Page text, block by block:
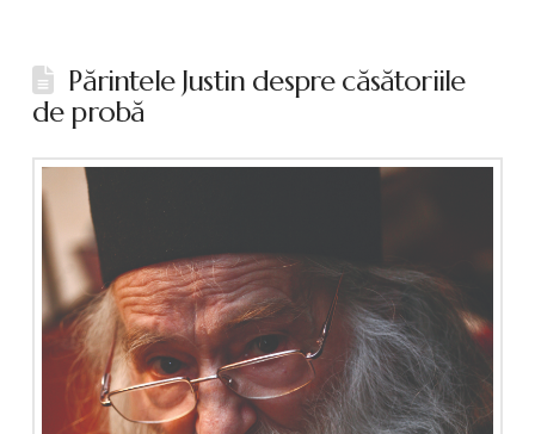
Părintele Justin despre căsătoriile
de probă